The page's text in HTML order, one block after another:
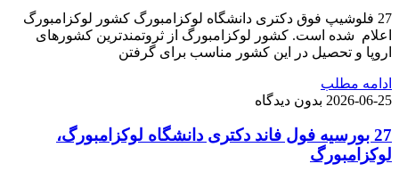
27 فلوشیپ فوق دکتری دانشگاه لوکزامبورگ کشور لوکزامبورگ
اعلام شده است. کشور لوکزامبورگ از ثروتمندترین کشورهای
اروپا و تحصیل در این کشور مناسب برای گرفتن
ادامه مطلب
2026-06-25 بدون دیدگاه
27 بورسیه فول فاند دکتری دانشگاه لوکزامبورگ،
لوکزامبورگ